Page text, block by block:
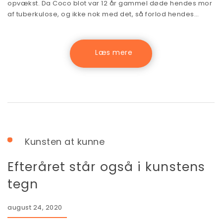
opvækst. Da Coco blot var 12 år gammel døde hendes mor
af tuberkulose, og ikke nok med det, så forlod hendes…
Kunsten at kunne
Efteråret står også i kunstens
tegn
august 24, 2020